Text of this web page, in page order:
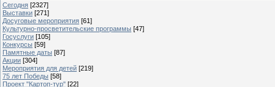
Сегодня [2327]
Выставки [271]
Досуговые мероприятия [61]
Культурно-просветительские программы [47]
Госуслуги [105]
Конкурсы [59]
Памятные даты [87]
Акции [304]
Мероприятия для детей [219]
75 лет Победы [58]
Проект "Картоп-тур" [22]